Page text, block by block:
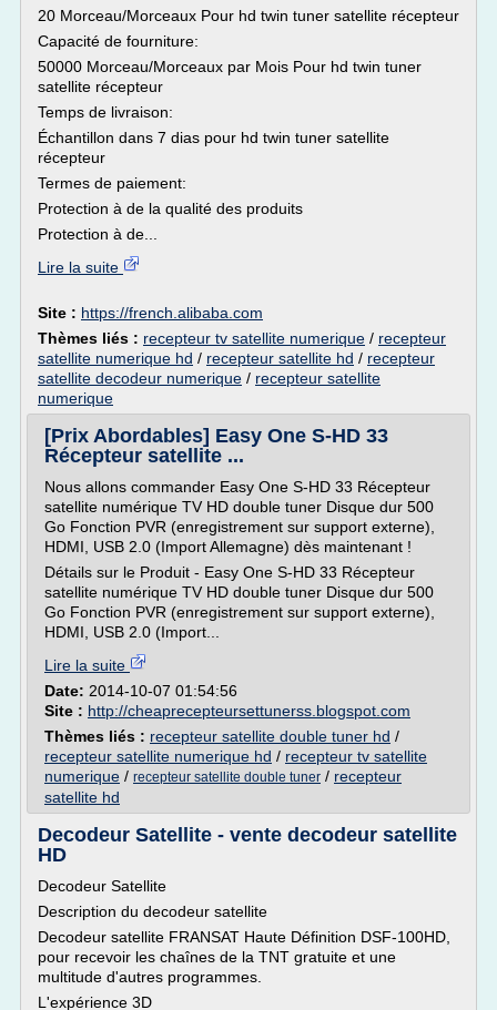
20 Morceau/Morceaux Pour hd twin tuner satellite récepteur
Capacité de fourniture:
50000 Morceau/Morceaux par Mois Pour hd twin tuner
satellite récepteur
Temps de livraison:
Échantillon dans 7 dias pour hd twin tuner satellite
récepteur
Termes de paiement:
Protection à de la qualité des produits
Protection à de...
Lire la suite
Site : https://french.alibaba.com
Thèmes liés : recepteur tv satellite numerique / recepteur
satellite numerique hd / recepteur satellite hd / recepteur
satellite decodeur numerique / recepteur satellite
numerique
[Prix Abordables] Easy One S-HD 33
Récepteur satellite ...
Nous allons commander Easy One S-HD 33 Récepteur
satellite numérique TV HD double tuner Disque dur 500
Go Fonction PVR (enregistrement sur support externe),
HDMI, USB 2.0 (Import Allemagne) dès maintenant !
Détails sur le Produit - Easy One S-HD 33 Récepteur
satellite numérique TV HD double tuner Disque dur 500
Go Fonction PVR (enregistrement sur support externe),
HDMI, USB 2.0 (Import...
Lire la suite
Date: 2014-10-07 01:54:56
Site : http://cheaprecepteursettunerss.blogspot.com
Thèmes liés : recepteur satellite double tuner hd /
recepteur satellite numerique hd / recepteur tv satellite
numerique / recepteur satellite double tuner / recepteur
satellite hd
Decodeur Satellite - vente decodeur satellite
HD
Decodeur Satellite
Description du decodeur satellite
Decodeur satellite FRANSAT Haute Définition DSF-100HD,
pour recevoir les chaînes de la TNT gratuite et une
multitude d'autres programmes.
L'expérience 3D